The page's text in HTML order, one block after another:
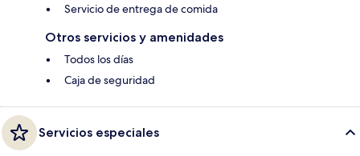
Servicio de entrega de comida
Otros servicios y amenidades
Todos los días
Caja de seguridad
Servicios especiales